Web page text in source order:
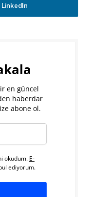
LinkedIn
en güncel
haberdar
abone ol.
okudum. E-
ediyorum.